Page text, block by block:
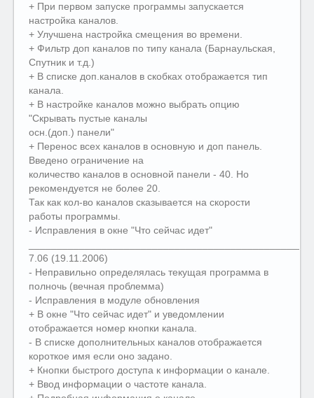
+ При первом запуске программы запускается
настройка каналов.
+ Улучшена настройка смещения во времени.
+ Фильтр доп каналов по типу канала (Барнаульская,
Спутник и т.д.)
+ В списке доп.каналов в скобках отображается тип
канала.
+ В настройке каналов можно выбрать опцию
"Скрывать пустые каналы
осн.(доп.) панели"
+ Перенос всех каналов в основную и доп панель.
Введено ограничение на
количество каналов в основной панели - 40. Но
рекомендуется не более 20.
Так как кол-во каналов сказывается на скорости
работы программы.
- Исправления в окне "Что сейчас идет"
7.06 (19.11.2006)
- Неправильно определялась текущая программа в
полночь (вечная проблемма)
- Исправления в модуле обновления
+ В окне "Что сейчас идет" и уведомлении
отображается номер кнопки канала.
- В списке дополнительных каналов отображается
короткое имя если оно задано.
+ Кнопки быстрого доступа к информации о канале.
+ Ввод информации о частоте канала.